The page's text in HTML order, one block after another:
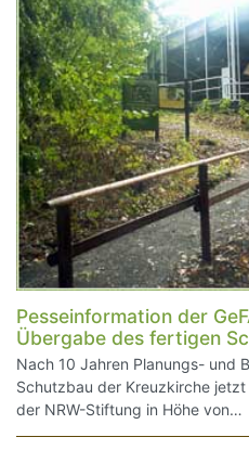
Pesseinformation der
Übergabe des fertigen
Nach 10 Jahren Planungs- und
Schutzbau der Kreuzkirche
der NRW-Stiftung in Höhe von…